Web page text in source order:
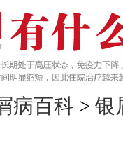
病百科 > 银